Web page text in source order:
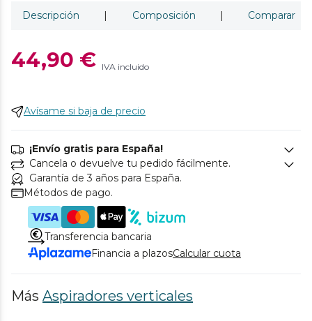
Descripción Composición Comparar
44,90 € IVA incluido
Avísame si baja de precio
¡Envío gratis para España!
Cancela o devuelve tu pedido fácilmente.
Garantía de 3 años para España.
Métodos de pago.
Transferencia bancaria
Financia a plazosCalcular cuota
Más Aspiradores verticales